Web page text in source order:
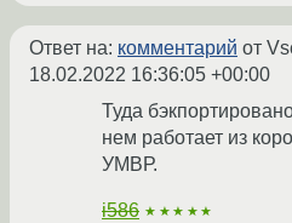
Ответ на: комментарий от
18.02.2022 16:36:05 +00:00
Туда
нем работает из
УМВР.
i586 ★★★★★